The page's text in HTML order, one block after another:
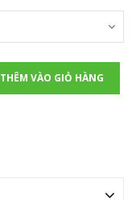
THÊM VÀO GIỎ HÀNG